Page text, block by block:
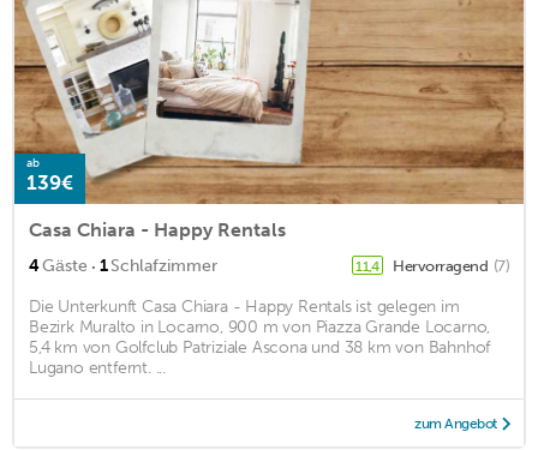
ab
139€
Casa Chiara - Happy Rentals
4Gäste · 1Schlafzimmer 11,4 Hervorragend (7)
Die Unterkunft Casa Chiara - Happy Rentals ist gelegen im
Bezirk Muralto in Locarno, 900 m von Piazza Grande Locarno,
5,4 km von Golfclub Patriziale Ascona und 38 km von Bahnhof
Lugano entfernt. ...
zum Angebot